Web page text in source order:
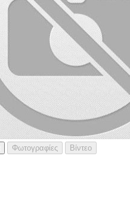
Φωτογραφίες
Βίντεο